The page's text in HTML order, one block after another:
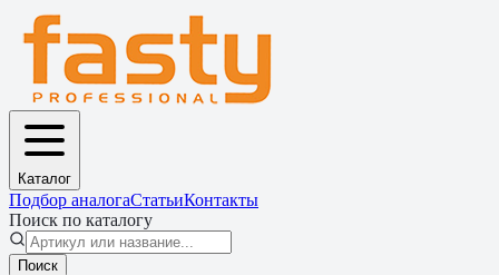
Каталог
Подбор аналогаСтатьиКонтакты
Поиск по каталогу
Поиск